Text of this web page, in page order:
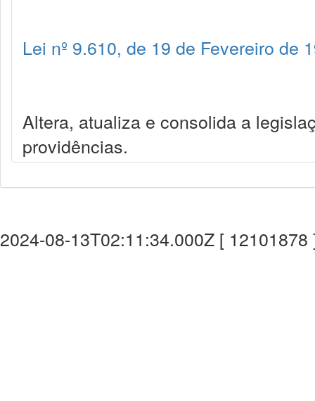
Lei nº 9.610, de 19 de Fevereiro de
Altera, atualiza e consolida a
providências.
2024-08-13T02:11:34.000Z [ 12101878